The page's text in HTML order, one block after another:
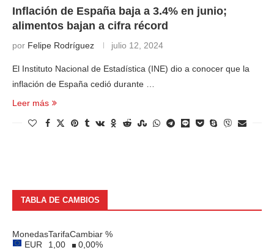
Inflación de España baja a 3.4% en junio;
alimentos bajan a cifra récord
por Felipe Rodríguez julio 12, 2024
El Instituto Nacional de Estadística (INE) dio a conocer que la
inflación de España cedió durante …
Leer más
TABLA DE CAMBIOS
MonedasTarifaCambiar %
EUR
1,00 0,00%